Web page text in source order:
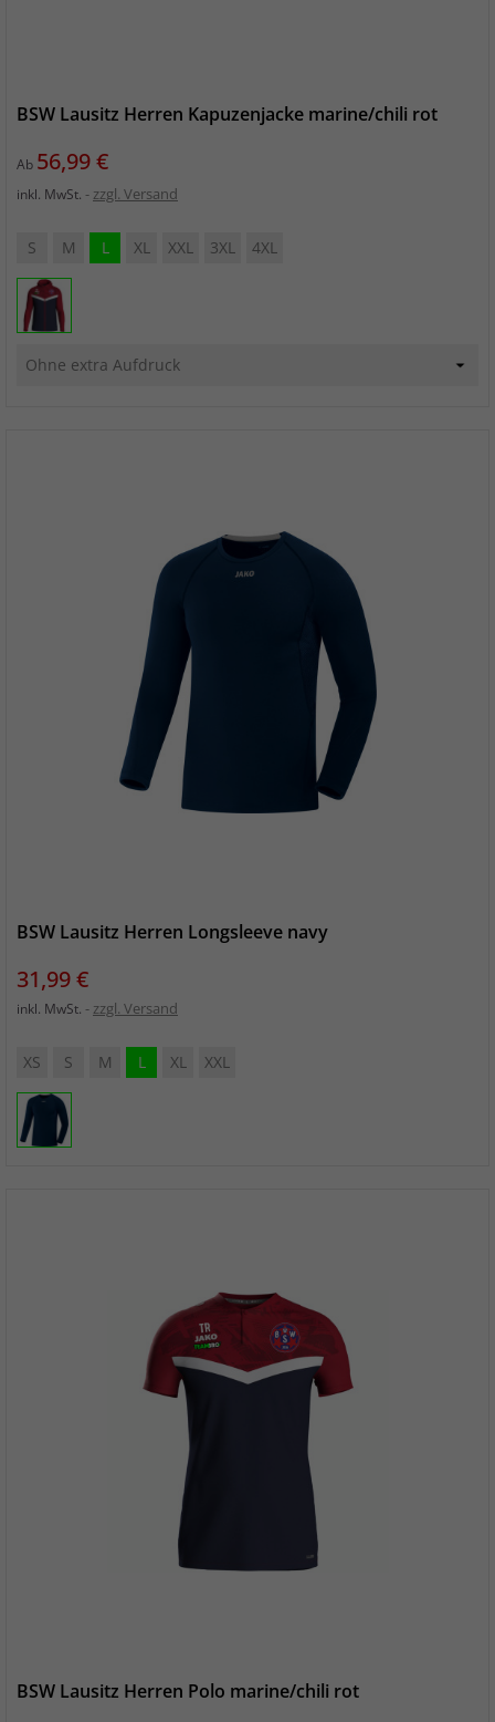
BSW Lausitz Herren Kapuzenjacke marine/chili rot
Ab Preis
56,99 €
inkl. MwSt. zzgl. Versand
S M L XL XXL 3XL 4XL
BSW Lausitz Herren Longsleeve navy
Preis
31,99 €
inkl. MwSt. zzgl. Versand
XS S M L XL XXL
BSW Lausitz Herren Polo marine/chili rot